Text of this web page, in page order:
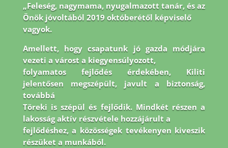
„Feleség, nagymama, nyugalmazott tanár, és az
Önök jóvoltából 2019 októberétől képviselő
vagyok.
Amellett, hogy csapatunk jó gazda módjára
vezeti a várost a kiegyensúlyozott,
folyamatos fejlődés érdekében, Kiliti
jelentősen megszépült, javult a biztonság,
továbbá
Töreki is szépül és fejlődik. Mindkét részen a
lakosság aktív részvétele hozzájárult a
fejlődéshez, a közösségek tevékenyen kiveszik
részüket a munkából.